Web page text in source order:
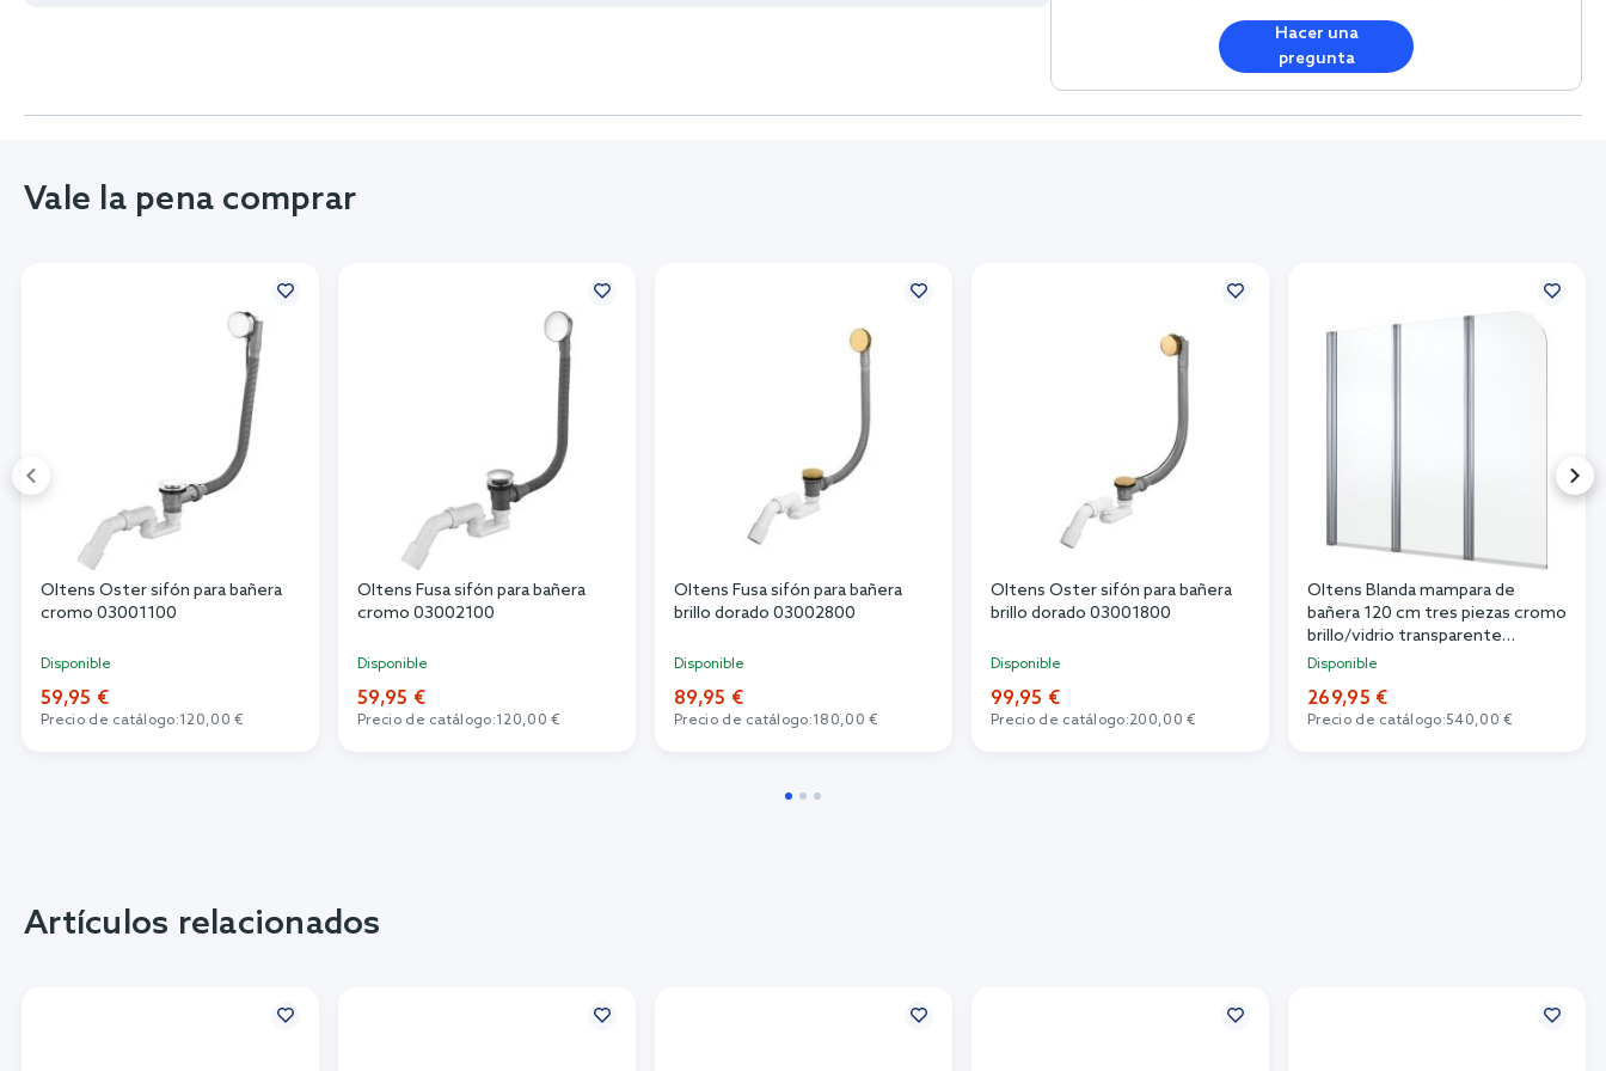
Hacer una
pregunta
Vale la pena comprar
Oltens Oster sifón para bañera
cromo 03001100
Disponible
59,95 €
Precio de catálogo:120,00 €
Oltens Fusa sifón para bañera
cromo 03002100
Disponible
59,95 €
Precio de catálogo:120,00 €
Oltens Fusa sifón para bañera
brillo dorado 03002800
Disponible
89,95 €
Precio de catálogo:180,00 €
Oltens Oster sifón para bañera
brillo dorado 03001800
Disponible
99,95 €
Precio de catálogo:200,00 €
Oltens Blanda mampara de
bañera 120 cm tres piezas cromo
brillo/vidrio transparente
23301100
Disponible
269,95 €
Precio de catálogo:540,00 €
Artículos relacionados